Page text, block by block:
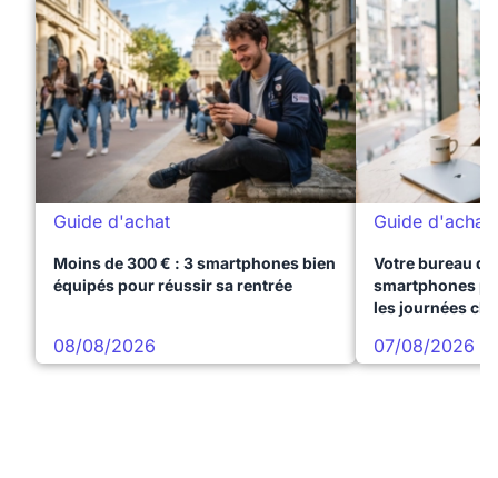
Guide d'achat
Moins de 300 € : 3 smartphones bien
équipés pour réussir sa rentrée
08/08/2026
Guide d'achat
Votre bureau
smartphones
les journées
07/08/2026